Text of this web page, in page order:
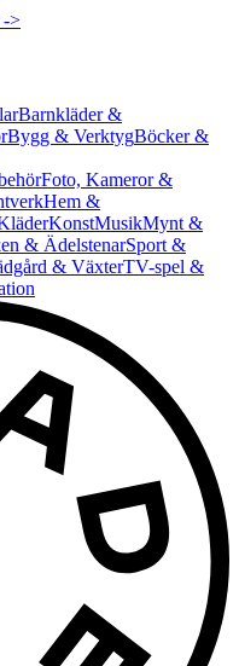
->
Barnkläder &
Bygg & VerktygBöcker &
Foto, Kameror &
Hem &
KonstMusikMynt &
& ÄdelstenarSport &
& VäxterTV-spel &